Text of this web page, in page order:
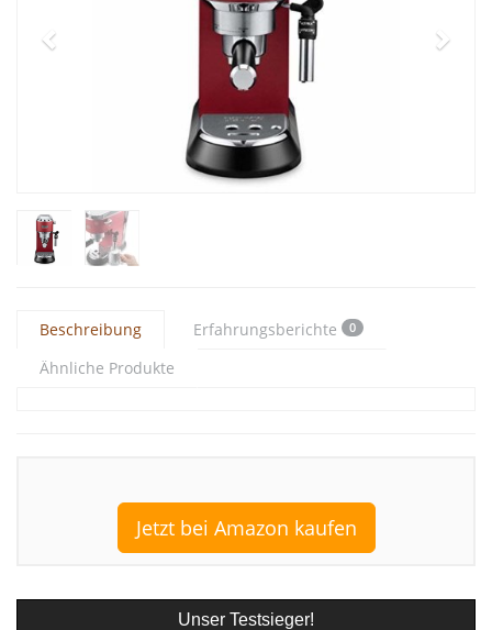
Beschreibung Erfahrungsberichte 0
Ähnliche Produkte
Jetzt bei Amazon kaufen
Unser Testsieger!